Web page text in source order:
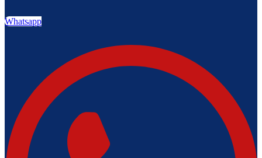
Whatsapp